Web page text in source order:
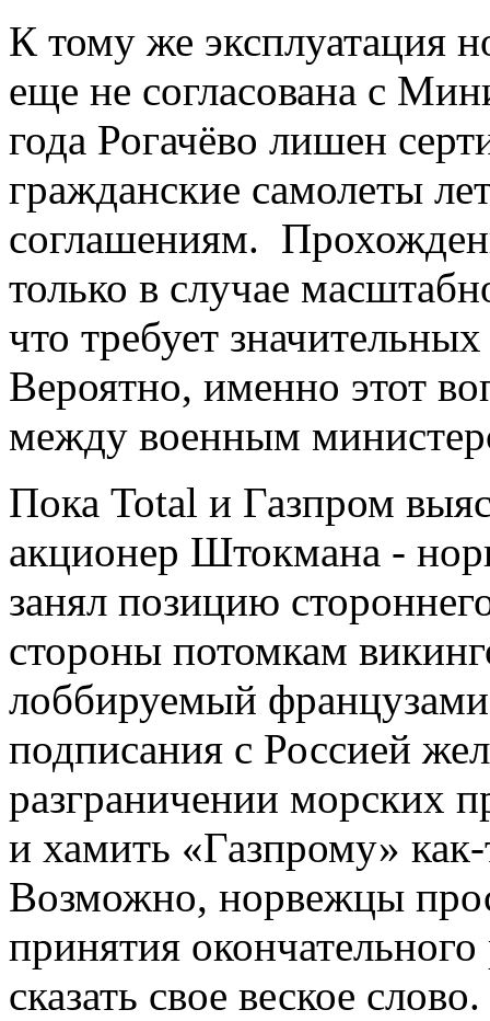
К тому же эксплуатация
еще не согласована с
года Рогачёво лишен
гражданские самолеты
соглашениям.
только в случае
что требует
Вероятно, именно этот
между военным
Пока Total и Газпром
акционер Штокмана -
занял позицию
стороны потомкам
лоббируемый
подписания с Россией
разграничении морских
и хамить «Газпрому»
Возможно, норвежцы
принятия
сказать свое веское слово.